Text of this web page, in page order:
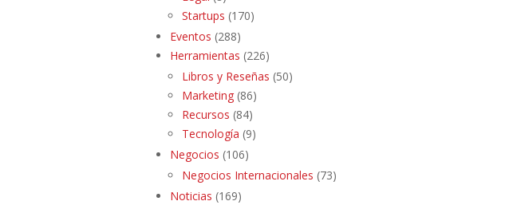
Startups (170)
Eventos (288)
Herramientas (226)
Libros y Reseñas (50)
Marketing (86)
Recursos (84)
Tecnología (9)
Negocios (106)
Negocios Internacionales (73)
Noticias (169)